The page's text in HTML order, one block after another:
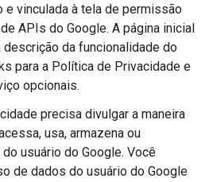
e vinculada à tela de permissão
APIs do Google. A página inicial
descrição da funcionalidade do
para a Política de Privacidade e
opcionais.
precisa divulgar a maneira
usa, armazena ou
usuário do Google. Você
de dados do usuário do Google